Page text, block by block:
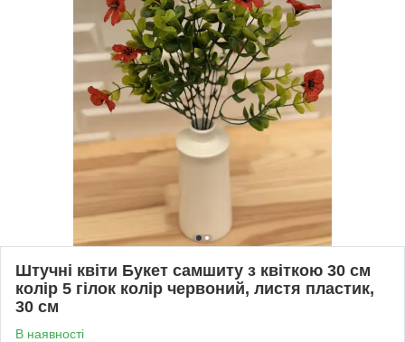
Штучні квіти Букет самшиту з квіткою 30 см
колір 5 гілок колір червоний, листя пластик,
30 см
В наявності